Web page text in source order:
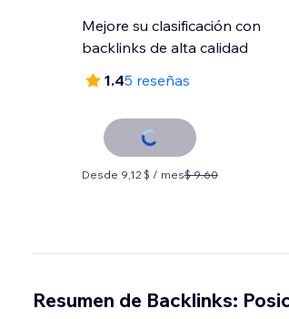
Mejore su clasificación con
backlinks de alta calidad
1.45 reseñas
Desde 9,12 $ / mes$ 9.60
Resumen de Backlinks: